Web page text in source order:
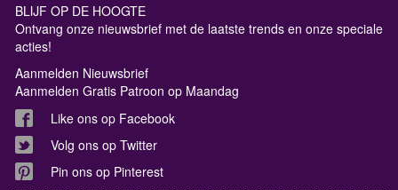
BLIJF OP DE HOOGTE
Ontvang onze nieuwsbrief met de laatste trends en onze speciale
acties!
Aanmelden Nieuwsbrief
Aanmelden Gratis Patroon op Maandag
Like ons op Facebook
Volg ons op Twitter
Pin ons op Pinterest